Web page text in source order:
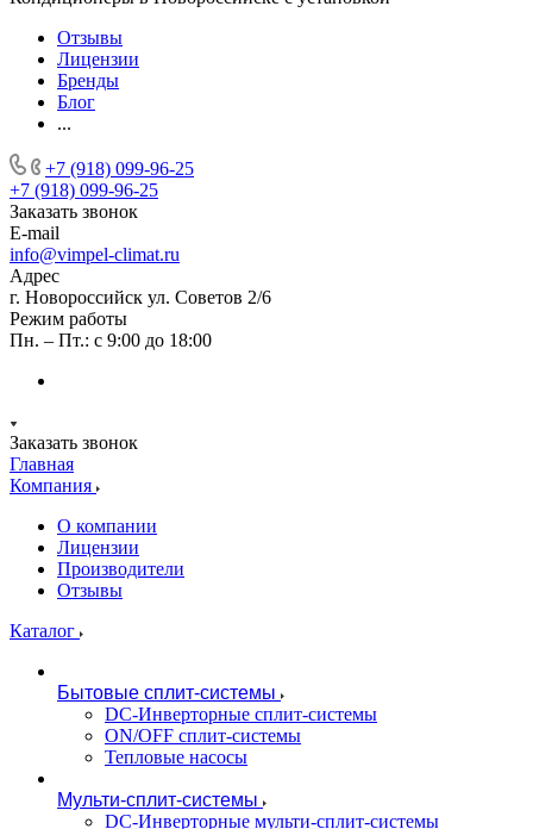
Отзывы
Лицензии
Бренды
Блог
...
+7 (918) 099-96-25
+7 (918) 099-96-25
Заказать звонок
E-mail
info@vimpel-climat.ru
Адрес
г. Новороссийск ул. Советов 2/6
Режим работы
Пн. – Пт.: с 9:00 до 18:00
Заказать звонок
Главная
Компания
О компании
Лицензии
Производители
Отзывы
Каталог
Бытовые сплит-системы
DC-Инверторные сплит-системы
ON/OFF сплит-системы
Тепловые насосы
Мульти-сплит-системы
DC-Инверторные мульти-сплит-системы